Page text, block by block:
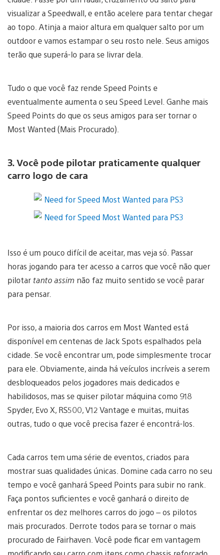
visualizar a Speedwall, e então acelere para tentar chegar
ao topo. Atinja a maior altura em qualquer salto por um
outdoor e vamos estampar o seu rosto nele. Seus amigos
terão que superá-lo para se livrar dela.
Tudo o que você faz rende Speed Points e
eventualmente aumenta o seu Speed Level. Ganhe mais
Speed Points do que os seus amigos para ser tornar o
Most Wanted (Mais Procurado).
3. Você pode pilotar praticamente qualquer
carro logo de cara
Isso é um pouco difícil de aceitar, mas veja só. Passar
horas jogando para ter acesso a carros que você não quer
pilotar tanto assim não faz muito sentido se você parar
para pensar.
Por isso, a maioria dos carros em Most Wanted está
disponível em centenas de Jack Spots espalhados pela
cidade. Se você encontrar um, pode simplesmente trocar
para ele. Obviamente, ainda há veículos incríveis a serem
desbloqueados pelos jogadores mais dedicados e
habilidosos, mas se quiser pilotar máquina como 918
Spyder, Evo X, RS500, V12 Vantage e muitas, muitas
outras, tudo o que você precisa fazer é encontrá-los.
Cada carros tem uma série de eventos, criados para
mostrar suas qualidades únicas. Domine cada carro no seu
tempo e você ganhará Speed Points para subir no rank.
Faça pontos suficientes e você ganhará o direito de
enfrentar os dez melhores carros do jogo – os pilotos
mais procurados. Derrote todos para se tornar o mais
procurado de Fairhaven. Você pode ficar em vantagem